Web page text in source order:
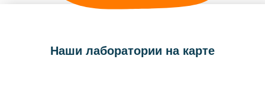
Наши лаборатории на карте